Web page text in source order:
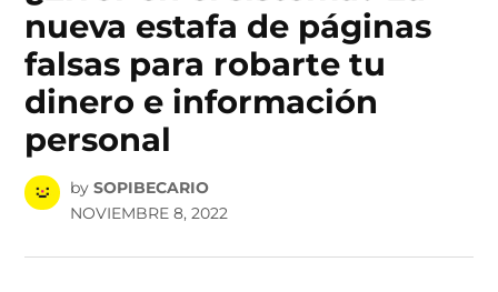
nueva estafa de páginas
falsas para robarte tu
dinero e información
personal
by SOPIBECARIO
NOVIEMBRE 8, 2022